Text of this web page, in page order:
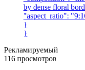
by dense floral
"aspect_ratio":
}
}
Рекламируемый
116 просмотров